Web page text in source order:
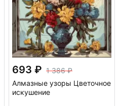
693
1 386
Алмазные узоры Цветочное
искушение